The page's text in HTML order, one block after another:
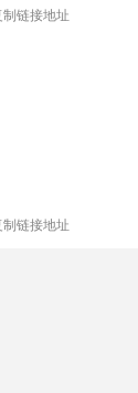
制链接地址
制链接地址